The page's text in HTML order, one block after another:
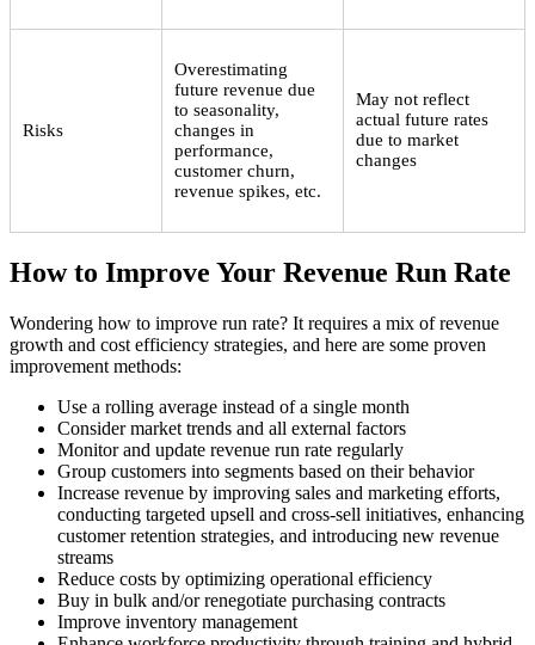
Risks
Overestimating
future revenue due
to seasonality,
changes in
performance,
customer churn,
revenue spikes, etc.
May not reflect
actual future rates
due to market
changes
How to Improve Your Revenue Run Rate
Wondering how to improve run rate? It requires a mix of revenue
growth and cost efficiency strategies, and here are some proven
improvement methods:
Use a rolling average instead of a single month
Consider market trends and all external factors
Monitor and update revenue run rate regularly
Group customers into segments based on their behavior
Increase revenue by improving sales and marketing efforts,
conducting targeted upsell and cross-sell initiatives, enhancing
customer retention strategies, and introducing new revenue
streams
Reduce costs by optimizing operational efficiency
Buy in bulk and/or renegotiate purchasing contracts
Improve inventory management